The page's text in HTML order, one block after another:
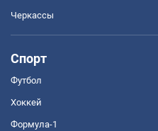
Черкассы
Спорт
Футбол
Хоккей
Формула-1